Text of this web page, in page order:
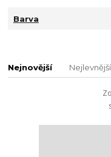
Barva
Nejnovější Nejlevnější